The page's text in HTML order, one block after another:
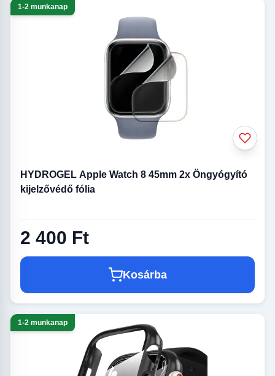
1-2 munkanap
HYDROGEL Apple Watch 8 45mm 2x Öngyógyító
kijelzővédő fólia
2 400 Ft
Kosárba
1-2 munkanap